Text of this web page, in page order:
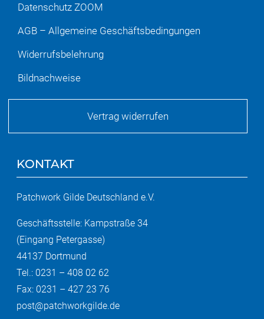
Datenschutz ZOOM
AGB – Allgemeine Geschäftsbedingungen
Widerrufsbelehrung
Bildnachweise
Vertrag widerrufen
KONTAKT
Patchwork Gilde Deutschland e.V.
Geschäftsstelle: Kampstraße 34
(Eingang Petergasse)
44137 Dortmund
Tel.: 0231 – 408 02 62
Fax: 0231 – 427 23 76
post@patchworkgilde.de